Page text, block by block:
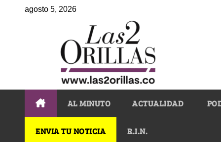
agosto 5, 2026
AL MINUTO ACTUALIDAD
ENVIA TU NOTICIA R.I.N.